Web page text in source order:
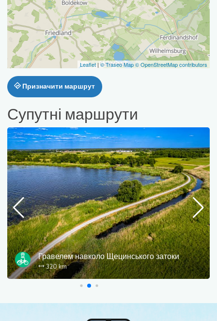
Leaflet | © Traseo Map© OpenStreetMap contributors
Призначити маршрут
Супутні маршрути
Гравелем навколо Щецинського затоки
320 km